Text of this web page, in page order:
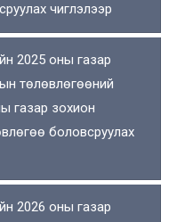
чиглэлээр
2025 оны газар
төлөвлөгөөний
газар зохион
боловсруулах
2026 оны газар